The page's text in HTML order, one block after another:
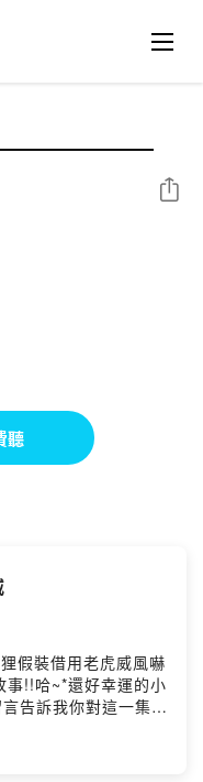
分享
聽
假裝借用老虎威風嚇
事!!哈~*還好幸運的小
告訴我你對這一集的